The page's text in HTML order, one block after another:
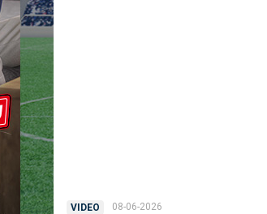
VIDEO 08-06-2026